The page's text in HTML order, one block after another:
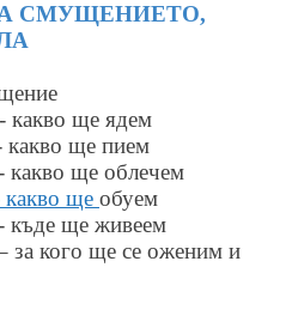
СМУЩЕНИЕТО,
какво ще ядем
ще пием
ще облечем
ще обуем
къде ще живеем
за кого ще се оженим и